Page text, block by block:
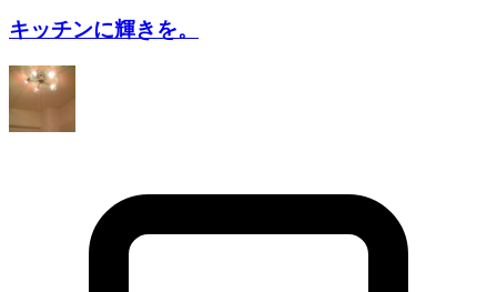
キッチンに輝きを。